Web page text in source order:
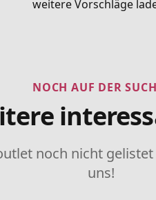
weitere Vorschläge
NOCH AUF DER
noch nicht
uns!